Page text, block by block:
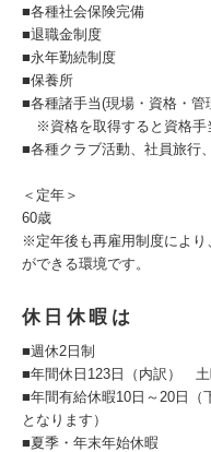
■各種社会保険完備
■退職金制度
■永年勤続制度
■保養所
■各種諸手当(現場・資格・管
※資格を取得すると資格手
■各種クラブ活動、社員旅行
＜定年＞
60歳
※定年後も再雇用制度により
ができる環境です。
休日休暇は
■週休2日制
■年間休日123日（内訳）
■年間有給休暇10日～20日（
となります）
■夏季・年末年始休暇